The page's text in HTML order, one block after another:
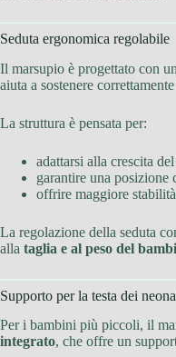
Seduta ergonomica regolabile
Il marsupio è progettato con
aiuta a sostenere
La struttura è pensata per:
adattarsi alla crescita
garantire una posizione
offrire maggiore
La regolazione della seduta
alla taglia e al peso del
Supporto per la testa dei
Per i bambini più piccoli, il
integrato, che offre un